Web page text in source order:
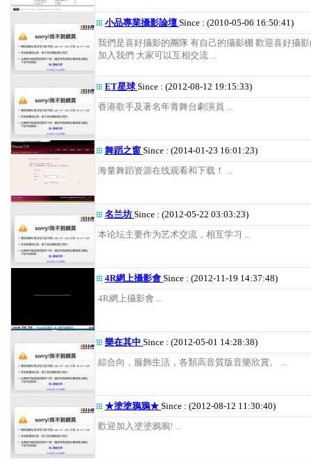
小品專業攝影論壇 Since : (2010-05-06 16:50:41)
我們是喜好攝影的團隊 有自己的攝影棚 歡迎喜好攝
加入我們 大家可以互相交流 ...
ET星球Since : (2012-08-12 19:15:33)
香港歌手及著名年青舞台劇演員 ...
舞蹈之窗 Since : (2014-01-23 16:01:23)
海量舞蹈资源在线观看和下载！ ...
名兰坊 Since : (2012-05-22 03:03:23)
本论坛主要作为艺术交流，相互学习 ...
4R網上攝影會 Since : (2012-11-19 14:37:48)
4R網上攝影會 ...
樂在其中 Since : (2012-05-01 14:28:38)
綜合向，服飾生活，各類高音質版音樂欣賞。 ...
★塗塗鴉鴉★ Since : (2012-08-12 11:30:40)
歡迎加入塗塗鴉鴉! ...